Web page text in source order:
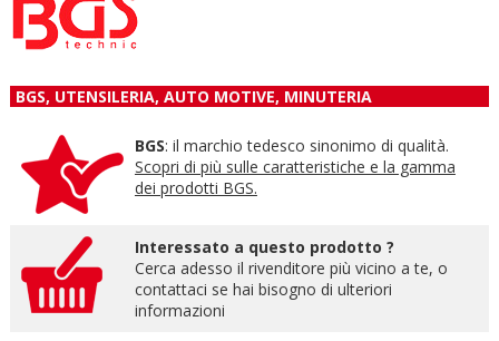
BGS, UTENSILERIA, AUTO MOTIVE, MINUTERIA
BGS: il marchio tedesco sinonimo di qualità.
Scopri di più sulle caratteristiche e la gamma
dei prodotti BGS.
Interessato a questo prodotto ?
Cerca adesso il rivenditore più vicino a te, o
contattaci se hai bisogno di ulteriori
informazioni